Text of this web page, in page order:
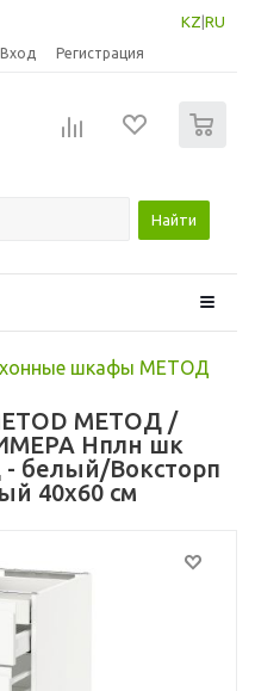
KZ RU
Вход Регистрация
Найти
шкафы МЕТОД
МЕТОД /
Нплн шк
белый/Воксторп
40x60 см